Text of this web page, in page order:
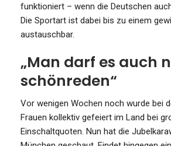
funktioniert – wenn die Deutschen
Die Sportart ist dabei bis zu einem
austauschbar.
„Man darf es auch
schönreden“
Vor wenigen Wochen noch wurde bei
Frauen kollektiv gefeiert im Land bei
Einschaltquoten. Nun hat die